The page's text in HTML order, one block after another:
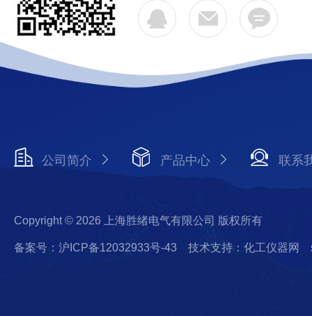
公司简介 产品中心 联系
Copyright © 2026 上海胜绪电气有限公司 版权所有
备案号：沪ICP备12032933号-43 技术支持：化工仪器网